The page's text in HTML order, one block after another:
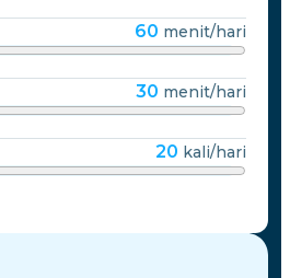
60 menit/hari
30 menit/hari
20 kali/hari